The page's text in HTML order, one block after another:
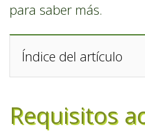
para saber más.
Índice del artículo
Requisitos